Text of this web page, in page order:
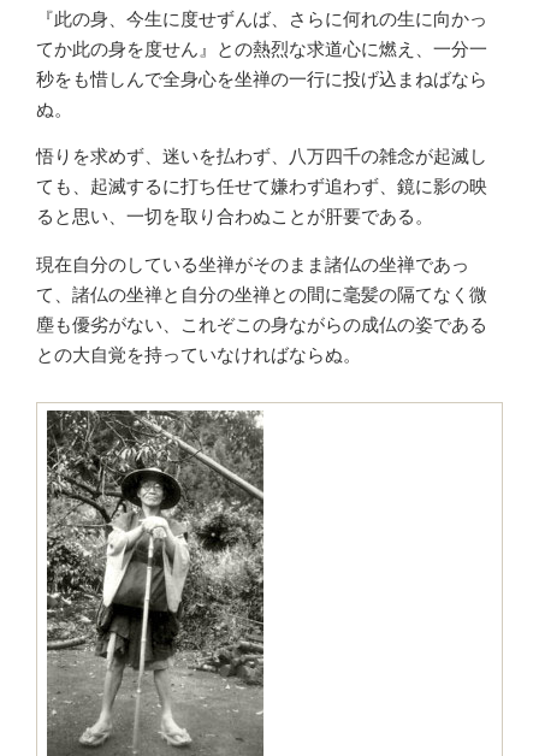
『此の身、今生に度せずんば、さらに何れの生に向かっ
てか此の身を度せん』との熱烈な求道心に燃え、一分一
秒をも惜しんで全身心を坐禅の一行に投げ込まねばなら
ぬ。
悟りを求めず、迷いを払わず、八万四千の雑念が起滅し
ても、起滅するに打ち任せて嫌わず追わず、鏡に影の映
ると思い、一切を取り合わぬことが肝要である。
現在自分のしている坐禅がそのまま諸仏の坐禅であっ
て、諸仏の坐禅と自分の坐禅との間に毫髪の隔てなく微
塵も優劣がない、これぞこの身ながらの成仏の姿である
との大自覚を持っていなければならぬ。